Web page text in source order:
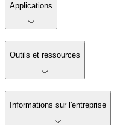
Applications
Outils et ressources
Informations sur l'entreprise